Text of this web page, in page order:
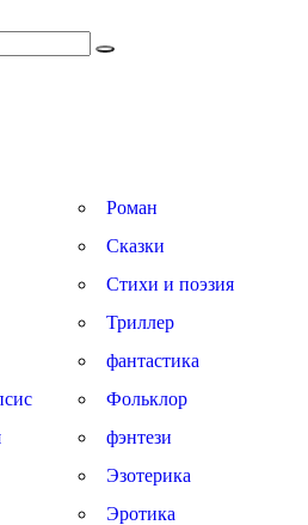
Роман
Сказки
Стихи и поэзия
Триллер
фантастика
Фольклор
фэнтези
Эзотерика
Эротика